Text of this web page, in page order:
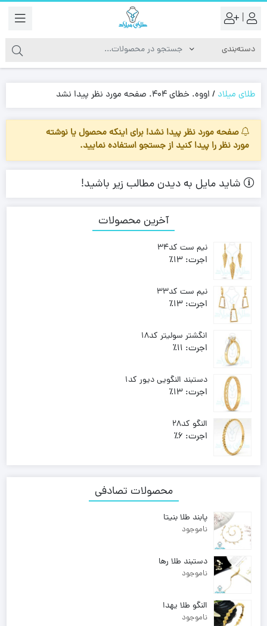
|
طلای میلاد / اووه. خطای 404. صفحه مورد نظر پیدا نشد
صفحه مورد نظر پیدا نشد! برای اینکه محصول یا نوشته
مورد نظر را پیدا کنید از جستجو استفاده نمایید.
شاید مایل به دیدن مطالب زیر باشید!
آخرین محصولات
نیم ست کد34
اجرت: 13٪
134,190,000 توماننیم ست کد33
اجرت: 13٪
84,600,000 تومان
انگشتر سولیتر کد18
اجرت: 11٪
50,250,000
دستبند النگویی دیور کد1
اجرت: 13٪
236,750,000
النگو کد28
اجرت: 6٪
محصولات تصادفی
پابند طلا بنیتا
ناموجود
دستبند طلا رها
ناموجود
النگو طلا یهدا
ناموجود